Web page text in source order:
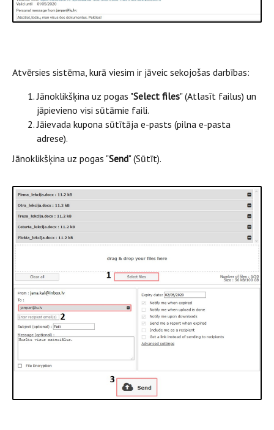
Atvērsies sistēma, kurā viesim ir jāveic sekojošas darbības:
Jānoklikšķina uz pogas "Select files" (Atlasīt failus) un
jāpievieno visi sūtāmie faili.
Jāievada kupona sūtītāja e-pasts (pilna e-pasta
adrese).
Jānoklikšķina uz pogas "Send" (Sūtīt).